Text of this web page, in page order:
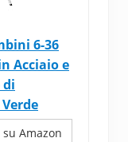
6-36
Acciaio e
di
Amazon